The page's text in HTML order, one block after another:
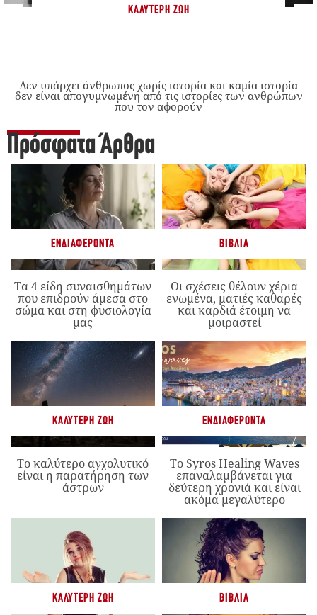
ΚΑΛΎΤΕΡΗ ΖΩΉ
Δεν υπάρχει άνθρωπος χωρίς ιστορία και καμία ιστορία
δεν είναι απογυμνωμένη από τις ιστορίες των ανθρώπων
που τον αφορούν
Πρόσφατα Άρθρα
ΕΝΔΙΑΦΈΡΟΝΤΑ
Τα 4 είδη συναισθημάτων
που επιδρούν άμεσα στο
σώμα και στη φυσιολογία
μας
ΒΙΒΛΊΑ
Οι σχέσεις θέλουν χέρια
ενωμένα, ματιές καθαρές
και καρδιά έτοιμη να
μοιραστεί
ΚΑΛΎΤΕΡΗ ΖΩΉ
Το καλύτερο αγχολυτικό
είναι η παρατήρηση των
άστρων
ΕΝΔΙΑΦΈΡΟΝΤΑ
Το Syros Healing Waves
επαναλαμβάνεται για
δεύτερη χρονιά και είναι
ακόμα μεγαλύτερο
ΚΑΛΎΤΕΡΗ ΖΩΉ ΒΙΒΛΊΑ